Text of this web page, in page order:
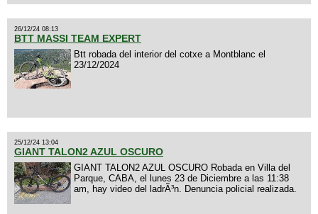
26/12/24 08:13
BTT MASSI TEAM EXPERT
Btt robada del interior del cotxe a Montblanc el
23/12/2024
25/12/24 13:04
GIANT TALON2 AZUL OSCURO
GIANT TALON2 AZUL OSCURO Robada en Villa del
Parque, CABA, el lunes 23 de Diciembre a las 11:38
am, hay video del ladrÃ³n. Denuncia policial realizada.